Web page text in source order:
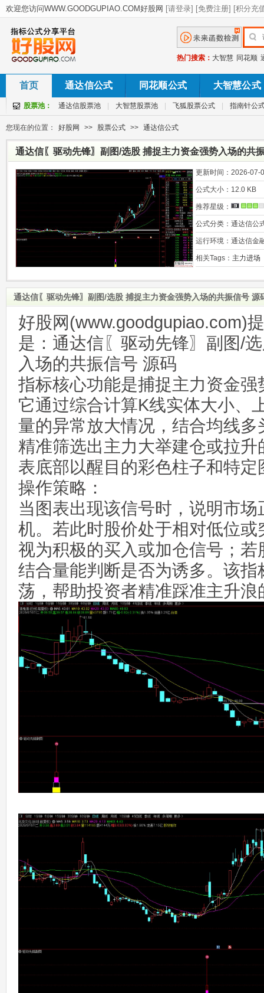
热门搜索： 大智慧 同花顺
首页 通达信公式 同花顺公式 大智慧公式
股票池： 通达信股票池 大智慧股票池 飞狐股票公式 指南针公
您现在的位置： 好股网 >> 股票公式 >> 通达信公式
通达信〖驱动先锋〗副图/选股 捕捉主力资金强势入场的共
更新时间： 2026-07-
公式大小： 12.0 KB
推荐星级：
公式分类： 通达信公
运行环境： 通达信金
相关Tags： 主力进场
通达信〖驱动先锋〗副图/选股 捕捉主力资金强势入场的共振信号 源
好股网(www.goodgupiao.com)
是：通达信〖驱动先锋〗副图/
入场的共振信号 源码
指标核心功能是捕捉主力资金
它通过综合计算K线实体大小、
量的异常放大情况，结合均线
精准筛选出主力大举建仓或拉
表底部以醒目的彩色柱子和特定
操作策略：
当图表出现该信号时，说明市
机。若此时股价处于相对低位
视为积极的买入或加仓信号；
结合量能判断是否为诱多。该
荡，帮助投资者精准踩准主升浪